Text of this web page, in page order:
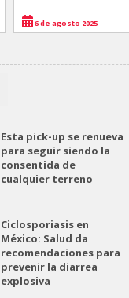
6 de agosto 2025
Esta pick-up se renueva
para seguir siendo la
consentida de
cualquier terreno
Ciclosporiasis en
México: Salud da
recomendaciones para
prevenir la diarrea
explosiva